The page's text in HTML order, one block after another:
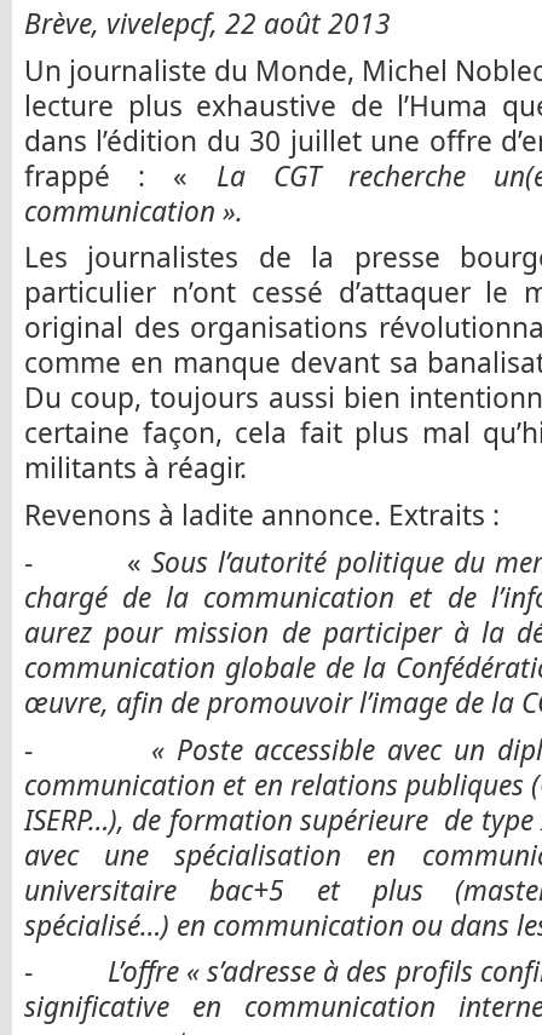
Brève, vivelepcf, 22 août 2013
Un journaliste du Monde, Michel
lecture plus exhaustive de l’Huma
dans l’édition du 30 juillet une offre
frappé : « La CGT recherche
communication ».
Les journalistes de la presse
particulier n’ont cessé d’attaquer le
original des organisations
comme en manque devant sa
Du coup, toujours aussi bien
certaine façon, cela fait plus mal
militants à réagir.
Revenons à ladite annonce. Extraits :
- «Sous l’autorité politique du
chargé de la communication et de
aurez pour mission de participer à la
communication globale de la
œuvre, afin de promouvoir l’image de la
- « Poste accessible avec un
communication et en relations publiques
ISERP…), de formation supérieure de type
avec une spécialisation en
universitaire bac+5 et plus
spécialisé…) en communication ou dans
- L’offre « s’adresse à des profils
significative en communication